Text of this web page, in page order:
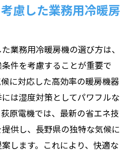
慮した業務用冷暖房
業務用冷暖房機の選び方は、
件を考慮することが重要で
に対応した高効率の暖房機器
は湿度対策としてパワフルな
原電機では、最新の省エネ技
供し、長野県の独特な気候に
します。これにより、快適な